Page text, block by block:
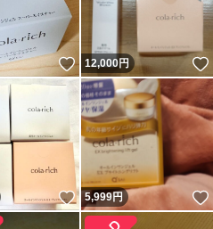
いいね！
12,000円
いいね！
5,999円